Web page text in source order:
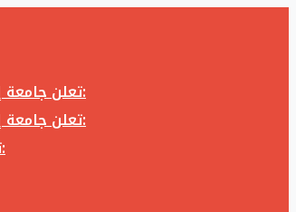
تعلن جامعة إدلب عن إجراء مناقصة (بالظرف المختوم) لشراء وتوريد كاميرا تصوير وعدسة كاميرا لزوم المكتب الإعلامي في جامعة إدلب وفق الآتي:
تعلن جامعة إدلب عن إجراء مناقصة (بالظرف المختوم) لشراء وتوريد كاميرا تصوير وعدسة كاميرا لزوم المكتب الإعلامي في جامعة إدلب وفق الآتي:
تعلن جامعة إدلب عن إجراء مناقصة (بالظرف المختوم) لأعمال تجهيز مخبر الدراسات العليا في كلية العلوم في جامعة ادلب وفق الآتي: